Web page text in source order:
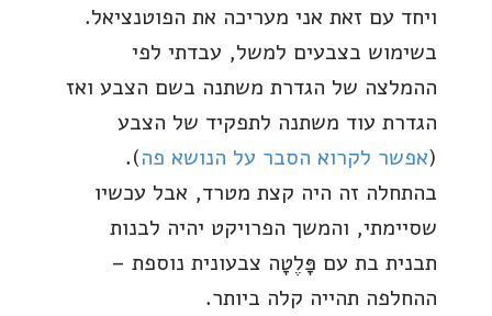
ויחד עם זאת אני מעריכה את הפוטנציאל.
בשימוש בצבעים למשל, עבדתי לפי
ההמלצה של הגדרת משתנה בשם הצבע ואז
הגדרת עוד משתנה לתפקיד של הצבע
(אפשר לקרוא הסבר על הנושא פה).
בהתחלה זה היה קצת מטרד, אבל עכשיו
שסיימתי, והמשך הפרויקט יהיה לבנות
תבנית בת עם פָּלֶטָה צבעונית נוספת –
ההחלפה תהייה קלה ביותר.